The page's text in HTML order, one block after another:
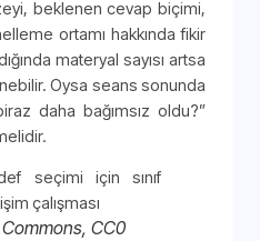
beklenen cevap biçimi,
ortamı hakkında fikir
materyal sayısı artsa
Oysa seans sonunda
daha bağımsız oldu?”
CC0